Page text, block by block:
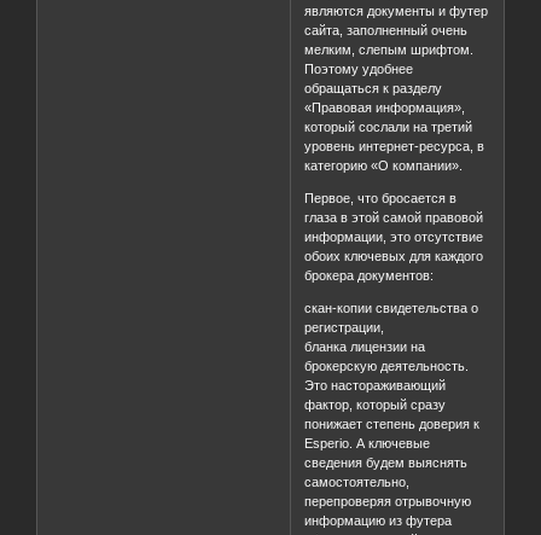
являются документы и футер
сайта, заполненный очень
мелким, слепым шрифтом.
Поэтому удобнее
обращаться к разделу
«Правовая информация»,
который сослали на третий
уровень интернет-ресурса, в
категорию «О компании».
Первое, что бросается в
глаза в этой самой правовой
информации, это отсутствие
обоих ключевых для каждого
брокера документов:
скан-копии свидетельства о
регистрации,
бланка лицензии на
брокерскую деятельность.
Это настораживающий
фактор, который сразу
понижает степень доверия к
Esperio. А ключевые
сведения будем выяснять
самостоятельно,
перепроверяя отрывочную
информацию из футера